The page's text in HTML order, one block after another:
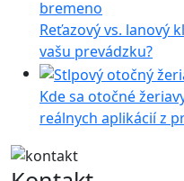
Reťazový vs. lanový
vašu prevádzku?
Kde sa otočné
reálnych aplikácií z